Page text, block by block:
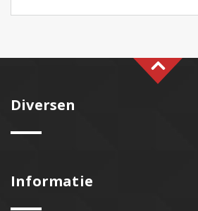
Diversen
Informatie